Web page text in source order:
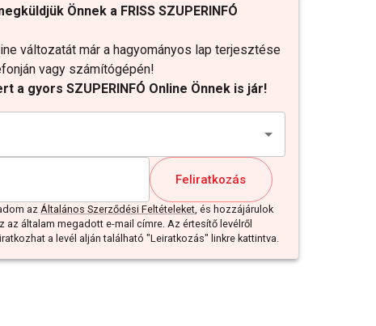
Önnek a FRISS SZUPERINFÓ
változatát már a hagyományos lap terjesztése
vagy számítógépén!
a gyors SZUPERINFÓ Online Önnek is jár!
Feliratkozás
az Általános Szerződési Feltételeket, és hozzájárulok
az általam megadott e-mail címre. Az értesítő levélről
a levél alján található "Leiratkozás" linkre kattintva.